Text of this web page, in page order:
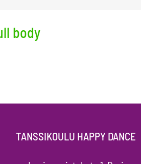
body
TANSSIKOULU HAPPY DANCE